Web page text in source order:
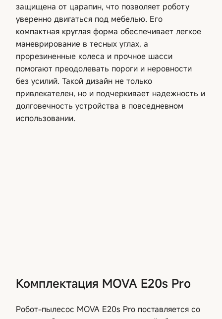
защищена от царапин, что позволяет роботу
уверенно двигаться под мебелью. Его
компактная круглая форма обеспечивает легкое
маневрирование в тесных углах, а
прорезиненные колеса и прочное шасси
помогают преодолевать пороги и неровности
без усилий. Такой дизайн не только
привлекателен, но и подчеркивает надежность и
долговечность устройства в повседневном
использовании.
Комплектация MOVA E20s Pro
Робот-пылесос MOVA E20s Pro поставляется со